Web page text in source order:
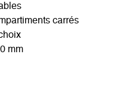
carrés
mm